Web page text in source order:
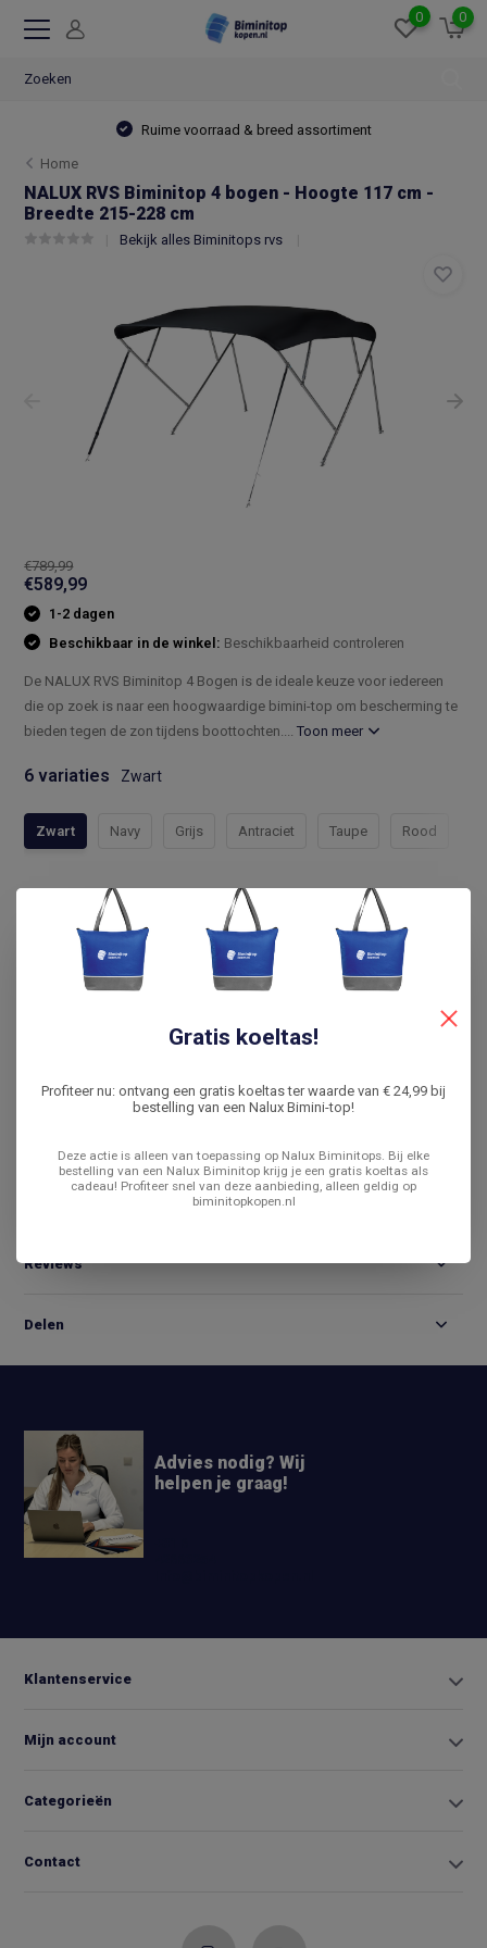
0 0
Ruime voorraad & breed assortiment
Home
NALUX RVS Biminitop 4 bogen - Hoogte 117 cm -
Breedte 215-228 cm
Bekijk alles Biminitops rvs
€789,99
€589,99
1-2 dagen
Beschikbaar in de winkel: Beschikbaarheid controleren
De NALUX RVS Biminitop 4 Bogen is de ideale keuze voor iedereen
die op zoek is naar een hoogwaardige bimini-top om bescherming te
bieden tegen de zon tijdens boottochten....Toon meer
6 variaties Zwart
Zwart Navy Grijs Antraciet Taupe Rood
Compleet assortiment
Snelle levering
De laagste prijs
Reviews
Delen
Advies nodig? Wij
helpen je graag!
Klantenservice
Mijn account
Categorieën
Contact
Gratis koeltas!
Profiteer nu: ontvang een gratis koeltas ter waarde van € 24,99 bij
bestelling van een Nalux Bimini-top!
Deze actie is alleen van toepassing op Nalux Biminitops. Bij elke
bestelling van een Nalux Biminitop krijg je een gratis koeltas als
cadeau! Profiteer snel van deze aanbieding, alleen geldig op
biminitopkopen.nl